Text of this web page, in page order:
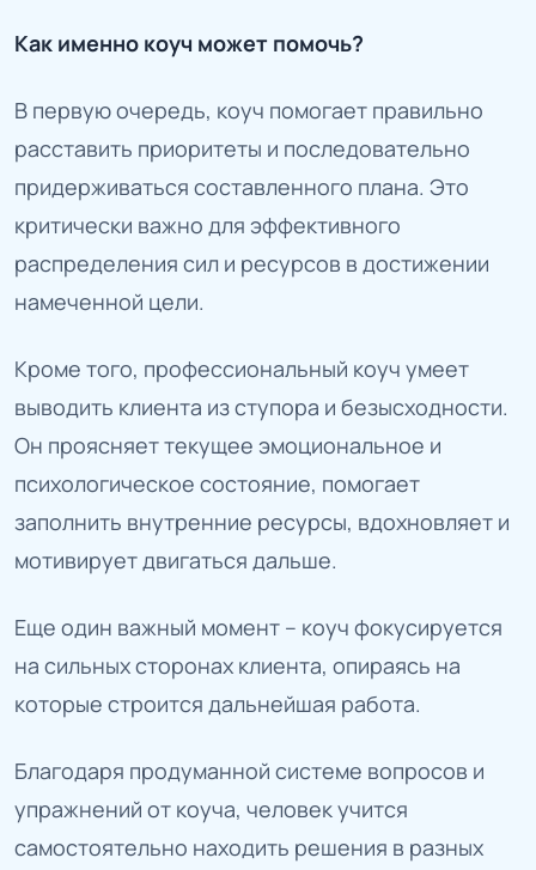
Как именно коуч может помочь?
В первую очередь, коуч помогает правильно
расставить приоритеты и последовательно
придерживаться составленного плана. Это
критически важно для эффективного
распределения сил и ресурсов в достижении
намеченной цели.
Кроме того, профессиональный коуч умеет
выводить клиента из ступора и безысходности.
Он проясняет текущее эмоциональное и
психологическое состояние, помогает
заполнить внутренние ресурсы, вдохновляет и
мотивирует двигаться дальше.
Еще один важный момент – коуч фокусируется
на сильных сторонах клиента, опираясь на
которые строится дальнейшая работа.
Благодаря продуманной системе вопросов и
упражнений от коуча, человек учится
самостоятельно находить решения в разных